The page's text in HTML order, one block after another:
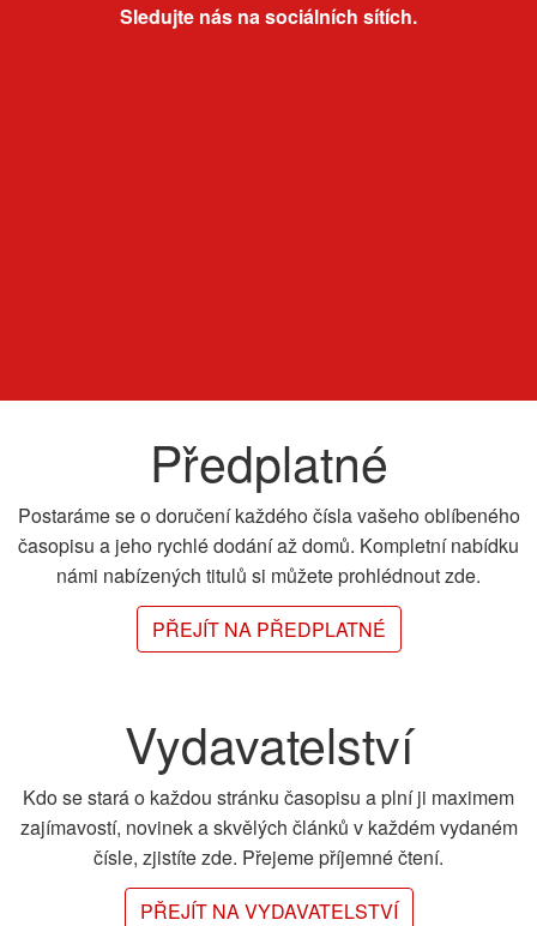
Sledujte nás na sociálních sítích.
Předplatné
Postaráme se o doručení každého čísla vašeho oblíbeného
časopisu a jeho rychlé dodání až domů. Kompletní nabídku
námi nabízených titulů si můžete prohlédnout zde.
PŘEJÍT NA PŘEDPLATNÉ
Vydavatelství
Kdo se stará o každou stránku časopisu a plní ji maximem
zajímavostí, novinek a skvělých článků v každém vydaném
čísle, zjistíte zde. Přejeme příjemné čtení.
PŘEJÍT NA VYDAVATELSTVÍ